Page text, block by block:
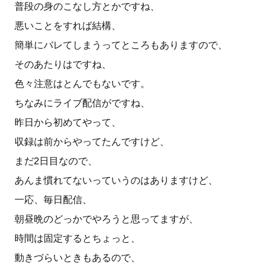
普段の身のこなし方とかですね、
悪いことをすれば結構、
簡単にバレてしまうってところもありますので、
そのあたりはですね、
色々注意はとんでもないです。
ちなみにライブ配信がですね、
昨日から初めてやって、
収録は前からやってたんですけど、
まだ2日目なので、
あんま慣れてないっていうのはありますけど、
一応、毎日配信、
朝昼晩のどっかでやろうと思ってますが、
時間は固定するとちょっと、
動きづらいときもあるので、